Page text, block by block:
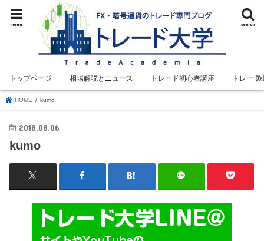
search
menu
トップページ 相場解説とニュース トレード初心者講座 トレード
HOME kumo
2018.08.06
kumo